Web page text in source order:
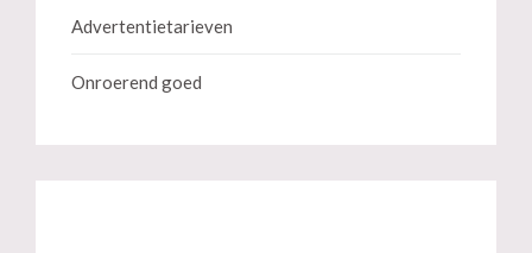
Advertentietarieven
Onroerend goed